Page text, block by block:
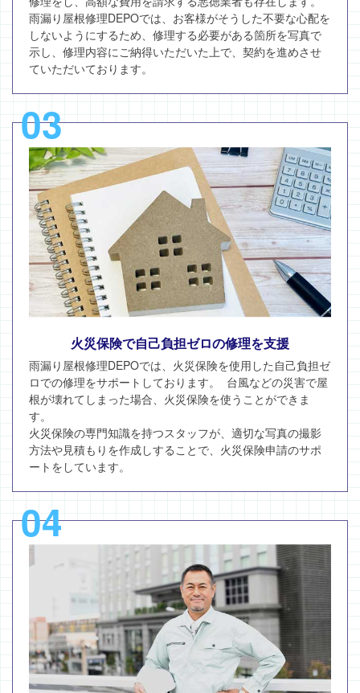
雨漏り屋根修理DEPOでは、お客様がそうした不要な心配を
しないようにするため、修理する必要がある箇所を写真で
示し、修理内容にご納得いただいた上で、契約を進めさせ
ていただいております。
03
火災保険で自己負担ゼロの修理を支援
雨漏り屋根修理DEPOでは、火災保険を使用した自己負担ゼ
ロでの修理をサポートしております。 台風などの災害で屋
根が壊れてしまった場合、火災保険を使うことができま
す。
火災保険の専門知識を持つスタッフが、適切な写真の撮影
方法や見積もりを作成しすることで、火災保険申請のサポ
ートをしています。
04